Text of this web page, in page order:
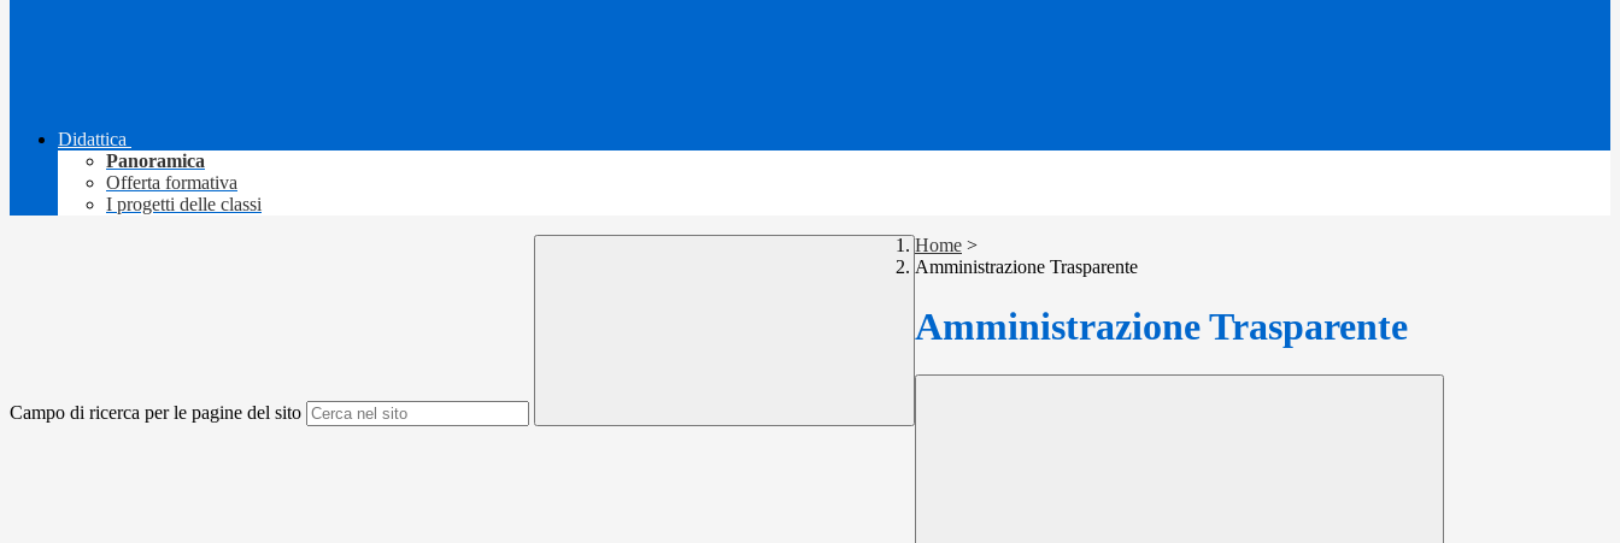
Didattica
Panoramica
Offerta formativa
I progetti delle classi
Campo di ricerca per le pagine del sito
Home >
Amministrazione Trasparente
Amministrazione Trasparente